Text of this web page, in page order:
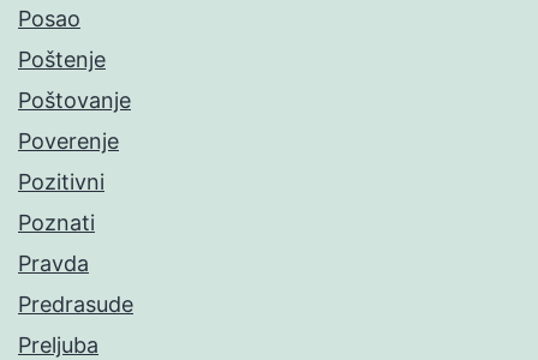
Posao
Poštenje
Poštovanje
Poverenje
Pozitivni
Poznati
Pravda
Predrasude
Preljuba